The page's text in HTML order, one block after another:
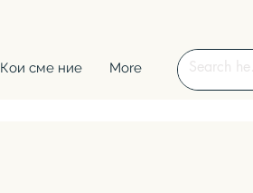
Кои сме ние More